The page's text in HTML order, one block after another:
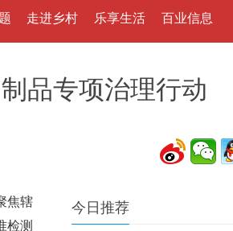
走进乡村 乐享生活 百业信息
品专项治理行动
焦辖
检测
今日推荐